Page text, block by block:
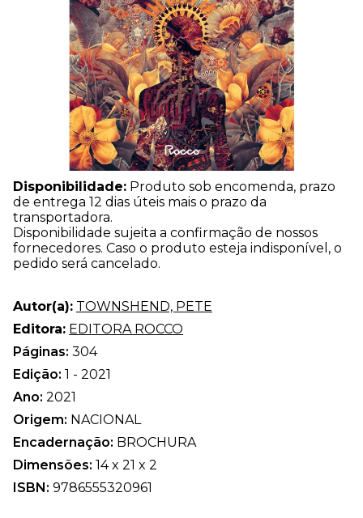
Disponibilidade: Produto sob encomenda, prazo
de entrega 12 dias úteis mais o prazo da
transportadora.
Disponibilidade sujeita a confirmação de nossos
fornecedores. Caso o produto esteja indisponível, o
pedido será cancelado.
Autor(a): TOWNSHEND, PETE
Editora: EDITORA ROCCO
Páginas: 304
Edição: 1 - 2021
Ano: 2021
Origem: NACIONAL
Encadernação: BROCHURA
Dimensões: 14 x 21 x 2
ISBN: 9786555320961